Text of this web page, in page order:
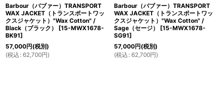
Barbour（バブァー）TRANSPORT
WAX JACKET（トランスポートワッ
クスジャケット）"Wax Cotton" /
Black（ブラック）
[15-MWX1678-
BK91]
57,000円(税別)
(税込 : 62,700円)
Barbour（バブァー）TRANSPORT
WAX JACKET（トランスポートワッ
クスジャケット）"Wax Cotton" /
Sage（セージ）
[15-MWX1678-
SG91]
57,000円(税別)
(税込 : 62,700円)